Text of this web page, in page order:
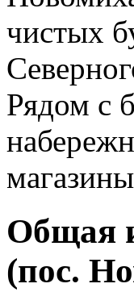
чистых
Рядом с
Общая
(пос.